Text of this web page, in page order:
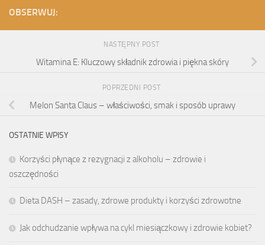
OBSERWUJ:
NASTĘPNY POST
Witamina E: Kluczowy składnik zdrowia i piękna skóry
POPRZEDNI POST
Melon Santa Claus – właściwości, smak i sposób uprawy
OSTATNIE WPISY
Korzyści płynące z rezygnacji z alkoholu – zdrowie i
oszczędności
Dieta DASH – zasady, zdrowe produkty i korzyści zdrowotne
Jak odchudzanie wpływa na cykl miesiączkowy i zdrowie kobiet?